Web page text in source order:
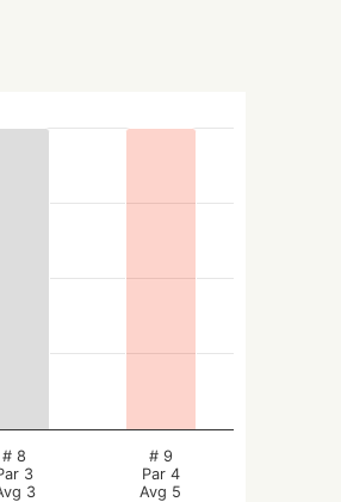
# 8
3
3
# 9
Par 4
Avg 5